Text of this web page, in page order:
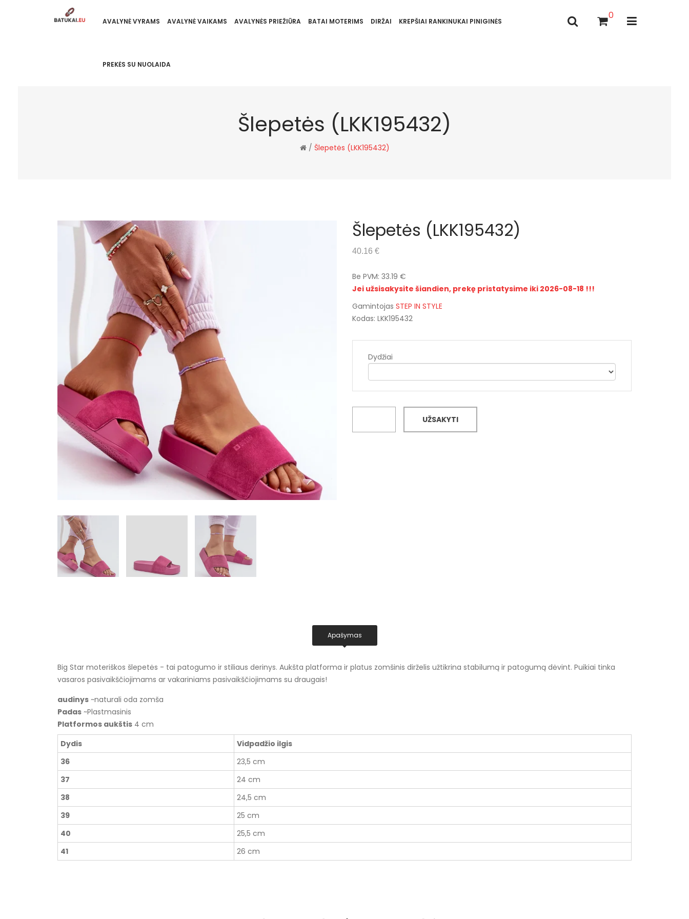
AVALYNĖ VYRAMS AVALYNĖ VAIKAMS AVALYNĖS PRIEŽIŪRA BATAI MOTERIMS DIRŽAI KREPŠIAI RANKINUKAI PINIGINĖS
PREKĖS SU NUOLAIDA
0
Šlepetės (LKK195432)
/ Šlepetės (LKK195432)
Šlepetės (LKK195432)
40.16 €
Be PVM: 33.19 €
Jei užsisakysite šiandien, prekę pristatysime iki 2026-08-18 !!!
Gamintojas STEP IN STYLE
Kodas: LKK195432
Dydžiai
UŽSAKYTI
Apašymas
Big Star moteriškos šlepetės - tai patogumo ir stiliaus derinys. Aukšta platforma ir platus zomšinis dirželis užtikrina stabilumą ir patogumą dėvint. Puikiai tinka
vasaros pasivaikščiojimams ar vakariniams pasivaikščiojimams su draugais!
audinys~naturali oda zomša
Padas~Plastmasinis
Platformos aukštis4 cm
Dydis
Vidpadžio ilgis
36
23,5 cm
37
24 cm
38
24,5 cm
39
25 cm
40
25,5 cm
41
26 cm